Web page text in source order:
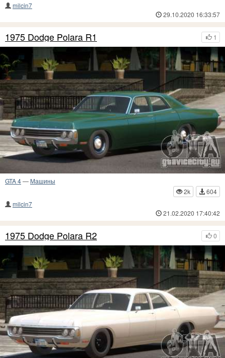
milcin7
29.10.2020 16:33:57
1
1975 Dodge Polara R1
GTA 4— Машины
2k
604
milcin7
21.02.2020 17:40:42
0
1975 Dodge Polara R2